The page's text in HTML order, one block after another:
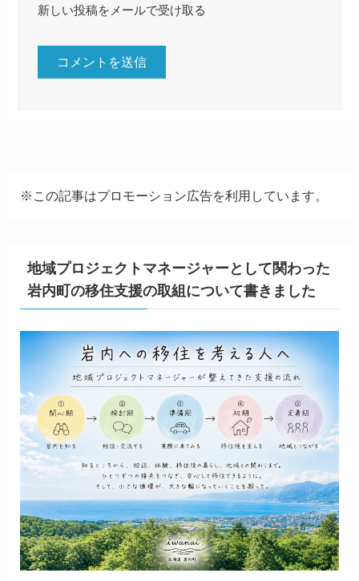
新しい投稿をメールで受け取る
※この記事はプロモーション広告を利用しています。
地域プロジェクトマネージャーとして関わった
岩内町の移住支援の取組について書きました